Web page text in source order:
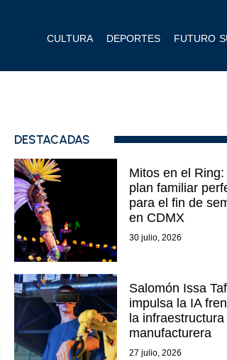
CULTURA DEPORTES FUTURO
DESTACADAS
Mitos en el Ring:
plan familiar
para el fin de
en CDMX
30 julio, 2026
Salomón Issa
impulsa la IA
la infraestructura
manufacturera
27 julio, 2026